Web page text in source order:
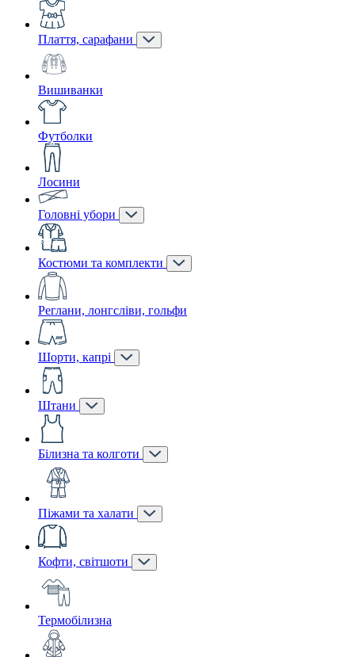
Плаття, сарафани
Вишиванки
Футболки
Лосини
Головні убори
Костюми та комплекти
Реглани, лонгсліви, гольфи
Шорти, капрі
Штани
Білизна та колготи
Піжами та халати
Кофти, світшоти
Термобілизна